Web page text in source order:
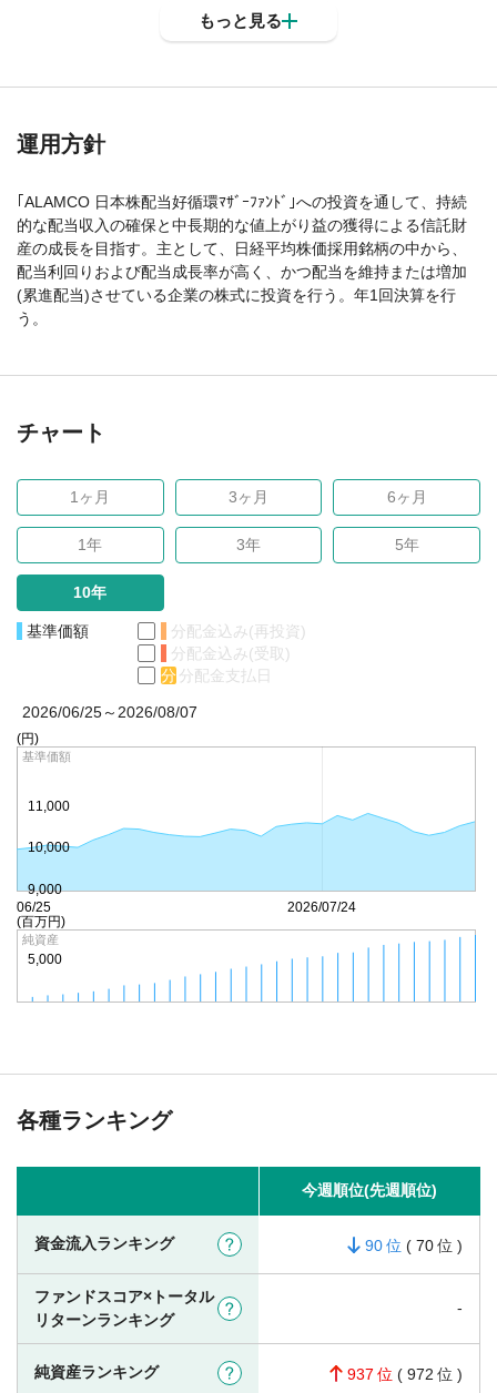
もっと見る
運用方針
｢ALAMCO 日本株配当好循環ﾏｻﾞｰﾌｧﾝﾄﾞ｣への投資を通して、持続
的な配当収入の確保と中長期的な値上がり益の獲得による信託財
産の成長を目指す。主として、日経平均株価採用銘柄の中から、
配当利回りおよび配当成長率が高く、かつ配当を維持または増加
(累進配当)させている企業の株式に投資を行う。年1回決算を行
う。
チャート
1ヶ月 3ヶ月 6ヶ月
1年 3年 5年
10年
基準価額
分配金込み(再投資)
分配金込み(受取)
分 分配金支払日
2026/06/25～2026/08/07
06/25 2026/07/24
(円)
基準価額
9,000
10,000
11,000
(百万円)
純資産
5,000
各種ランキング
今週順位(先週順位)
資金流入ランキング ? 90 ( 70 )
ファンドスコア×トータル
リターンランキング
? -
純資産ランキング ? 937 ( 972 )